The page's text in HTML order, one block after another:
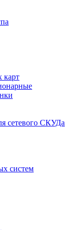
карт
сетевого СКУДа
систем